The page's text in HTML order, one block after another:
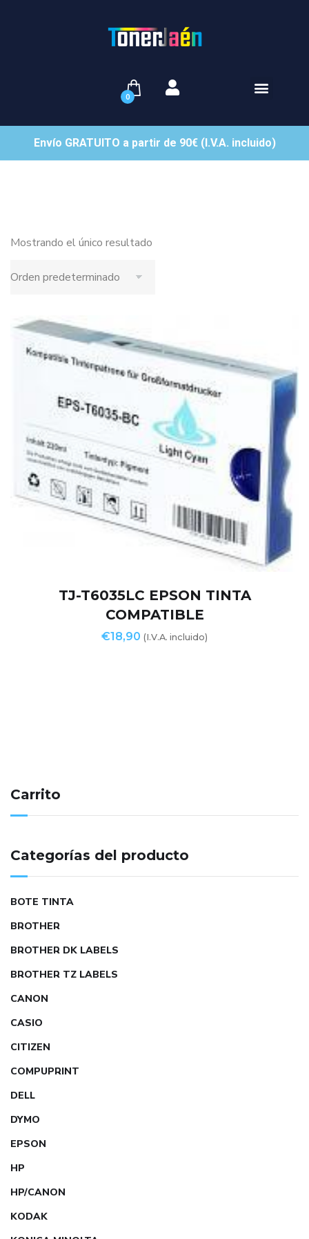
0
Envío GRATUITO a partir de 90€ (I.V.A. incluido)
Mostrando el único resultado
TJ-T6035LC EPSON TINTA
COMPATIBLE
€18,90 (I.V.A. incluido)
Carrito
Categorías del producto
BOTE TINTA
BROTHER
BROTHER DK LABELS
BROTHER TZ LABELS
CANON
CASIO
CITIZEN
COMPUPRINT
DELL
DYMO
EPSON
HP
HP/CANON
KODAK